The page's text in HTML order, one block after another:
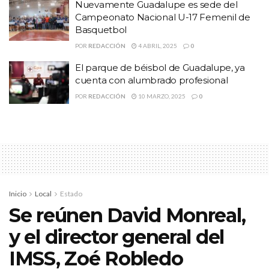
Tras el silbatazo del árbitro central Adrian Vielmaz terminaba
calientito el primer tiempo jugadores y cuerpo técnico se hicieron
de palabras resultando así expulsado el estratega local Alex
Moreno.
Para la parte complementaria el equipo local mandó al terreno de
juego a Jesús Henestroza mostrando un fútbol más ofensivo,
Nuevamente Guadalupe es sede del
Campeonato Nacional U-17 Femenil de
Basquetbol
POR REDACCIÓN 4 ABRIL, 2025 0
El parque de béisbol de Guadalupe, ya
cuenta con alumbrado profesional
POR REDACCIÓN 10 MARZO, 2025 0
Inicio Local Estado
Se reúnen David Monreal,
y el director general del
IMSS, Zoé Robledo